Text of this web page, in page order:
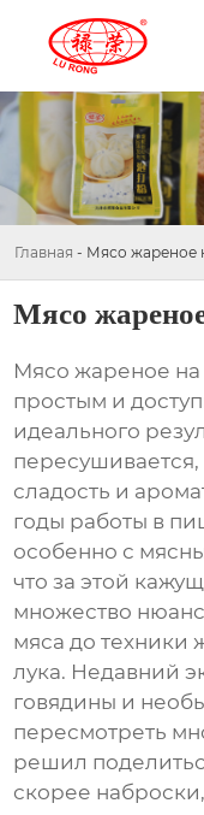
Главная - Мясо жареное
Мясо
Мясо жареное на
простым и
идеального
пересушивается,
сладость и
годы работы в
особенно с
что за этой
множество
мяса до техники
лука. Недавний
говядины и
пересмотреть
решил
скорее